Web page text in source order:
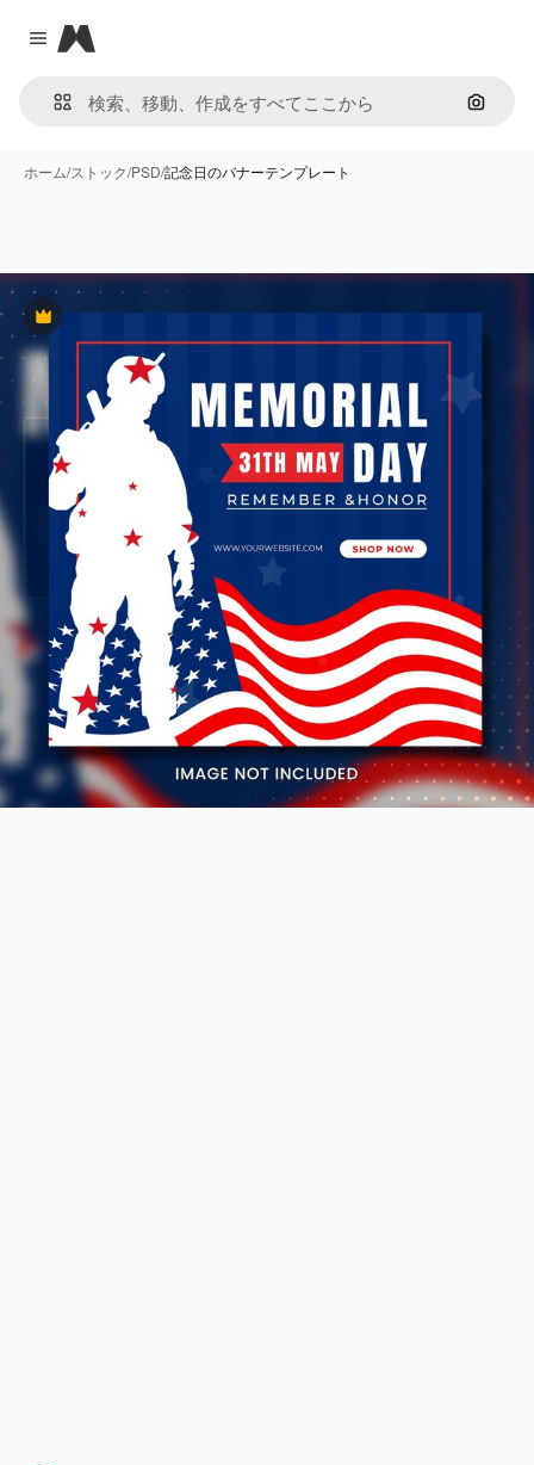
Close menu
Magnific
画像で
ホーム/ストック/PSD/記念日のバナーテンプレート
Premium